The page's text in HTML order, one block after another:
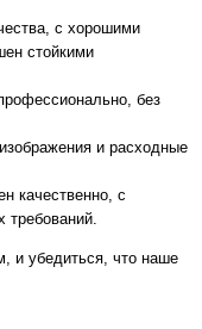
с хорошими
стойкими
без
и расходные
качественно, с
и убедиться, что наше